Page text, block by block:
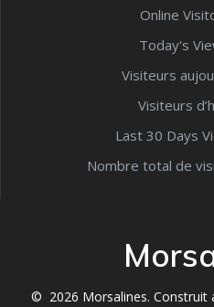
Online
Today's
Visiteurs
Visiteurs
Last 30 Days
Nombre total de
© 2026 Morsalines. Construit